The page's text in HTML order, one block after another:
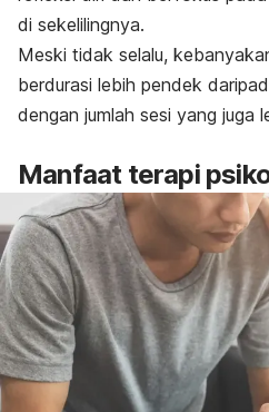
di sekelilingnya.
Meski tidak selalu,
berdurasi lebih pendek
dengan jumlah sesi yang juga
Manfaat terapi